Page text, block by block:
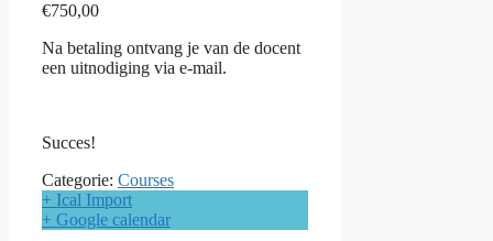
€750,00
Na betaling ontvang je van de docent
een uitnodiging via e-mail.
Succes!
Categorie: Courses
+ Ical Import
+ Google calendar